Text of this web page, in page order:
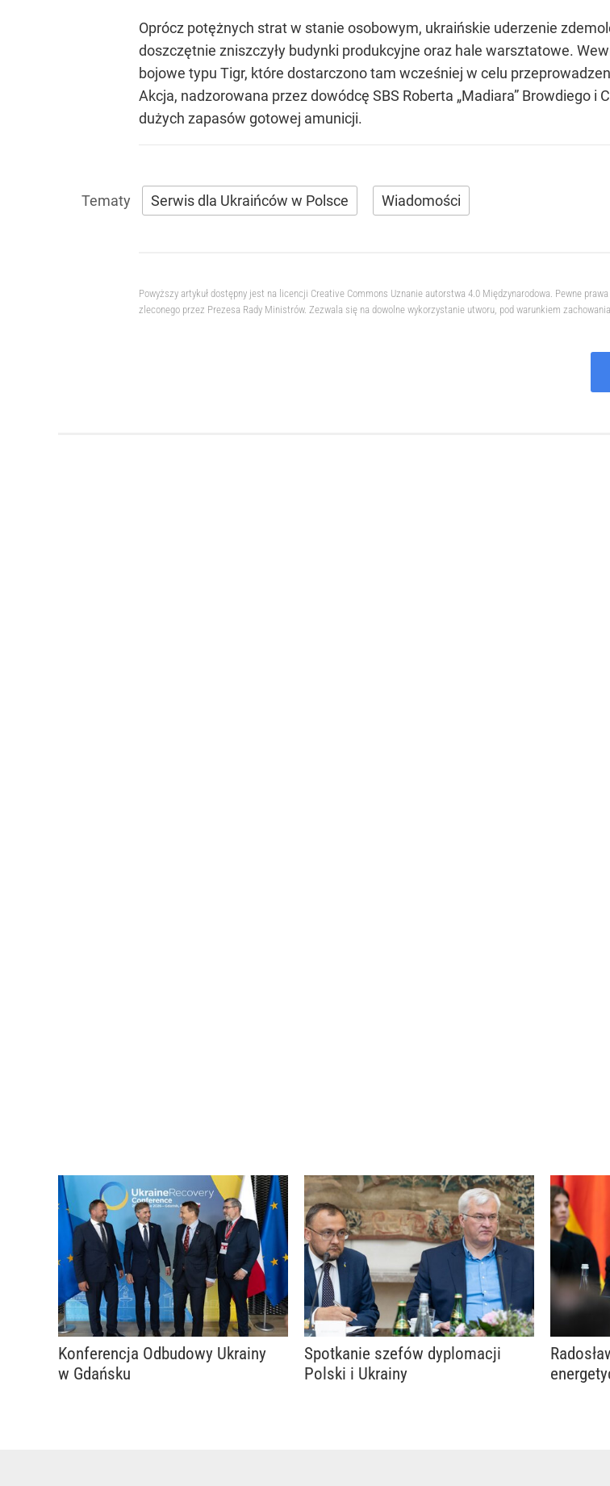
Oprócz potężnych strat w stanie osobowym, ukraińskie uderzenie
doszczętnie zniszczyły budynki produkcyjne oraz hale warsztatowe.
bojowe typu Tigr, które dostarczono tam wcześniej w celu
Akcja, nadzorowana przez dowódcę SBS Roberta „Madiara” Browdiego
dużych zapasów gotowej amunicji.
Serwis dla Ukraińców w Polsce Wiadomości
Powyższy artykuł dostępny jest na licencji Creative Commons Uznanie autorstwa 4.0 Międzynarodowa. Pewne
zleconego przez Prezesa Rady Ministrów. Zezwala się na dowolne wykorzystanie utworu, pod warunkiem
Konferencja Odbudowy Ukrainy
w Gdańsku
Spotkanie szefów dyplomacji
Polski i Ukrainy